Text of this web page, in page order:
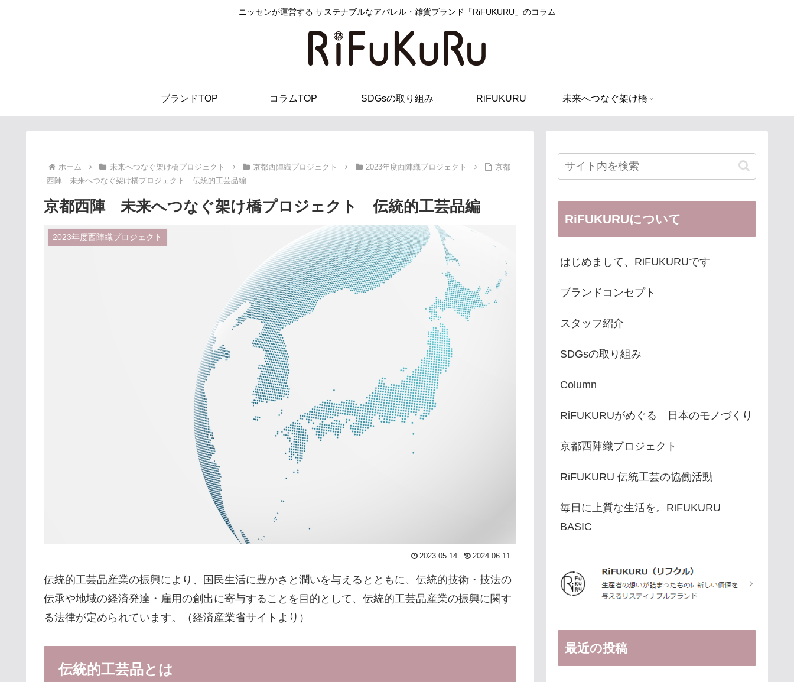
ニッセンが運営する サステナブルなアパレル・雑貨ブランド「RiFUKURU」のコラム
ブランドTOP コラムTOP SDGsの取り組み RiFUKURU 未来へつなぐ架け橋
ホーム 未来へつなぐ架け橋プロジェクト 京都西陣織プロジェクト 2023年度西陣織プロジェクト
京都
西陣 未来へつなぐ架け橋プロジェクト 伝統的工芸品編
京都西陣 未来へつなぐ架け橋プロジェクト 伝統的工芸品編
2023年度西陣織プロジェクト
2023.05.14 2024.06.11
伝統的工芸品産業の振興により、国民生活に豊かさと潤いを与えるとともに、伝統的技術・技法の
伝承や地域の経済発達・雇用の創出に寄与することを目的として、伝統的工芸品産業の振興に関す
る法律が定められています。（経済産業省サイトより）
伝統的工芸品とは
RiFUKURUについて
はじめまして、RiFUKURUです
ブランドコンセプト
スタッフ紹介
SDGsの取り組み
Column
RiFUKURUがめぐる 日本のモノづくり
京都西陣織プロジェクト
RiFUKURU 伝統工芸の協働活動
毎日に上質な生活を。RiFUKURU
BASIC
最近の投稿